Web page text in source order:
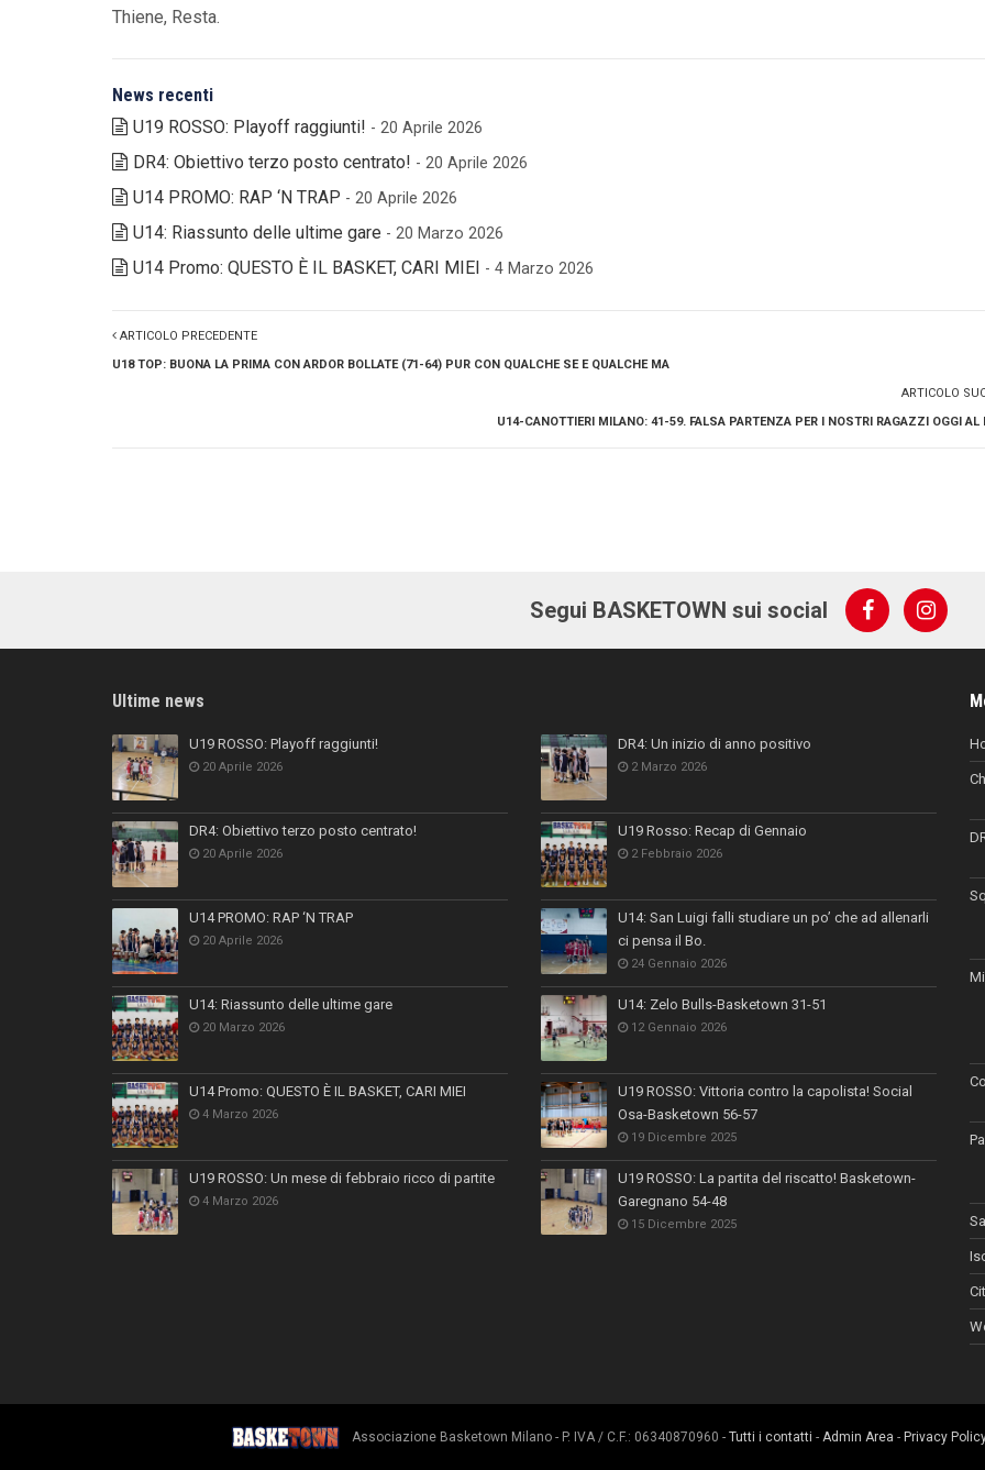
Thiene, Resta.
News recenti
U19 ROSSO: Playoff raggiunti! - 20 Aprile 2026
DR4: Obiettivo terzo posto centrato! - 20 Aprile 2026
U14 PROMO: RAP ‘N TRAP - 20 Aprile 2026
U14: Riassunto delle ultime gare - 20 Marzo 2026
U14 Promo: QUESTO È IL BASKET, CARI MIEI - 4 Marzo 2026
ARTICOLO PRECEDENTE
U18 TOP: BUONA LA PRIMA CON ARDOR BOLLATE (71-64) PUR CON QUALCHE SE E QUALCHE MA
ARTICOLO
U14-CANOTTIERI MILANO: 41-59. FALSA PARTENZA PER I NOSTRI RAGAZZI OGGI AL
Segui BASKETOWN sui social
Ultime news
U19 ROSSO: Playoff raggiunti!
20 Aprile 2026
DR4: Obiettivo terzo posto centrato!
20 Aprile 2026
U14 PROMO: RAP ‘N TRAP
20 Aprile 2026
U14: Riassunto delle ultime gare
20 Marzo 2026
U14 Promo: QUESTO È IL BASKET, CARI MIEI
4 Marzo 2026
U19 ROSSO: Un mese di febbraio ricco di partite
4 Marzo 2026
DR4: Un inizio di anno positivo
2 Marzo 2026
U19 Rosso: Recap di Gennaio
2 Febbraio 2026
U14: San Luigi falli studiare un po’ che ad allenarli
ci pensa il Bo.
24 Gennaio 2026
U14: Zelo Bulls-Basketown 31-51
12 Gennaio 2026
U19 ROSSO: Vittoria contro la capolista! Social
Osa-Basketown 56-57
19 Dicembre 2025
U19 ROSSO: La partita del riscatto! Basketown-
Garegnano 54-48
15 Dicembre 2025
Associazione Basketown Milano - P. IVA / C.F.: 06340870960 - Tutti i contatti - Admin Area - Privacy